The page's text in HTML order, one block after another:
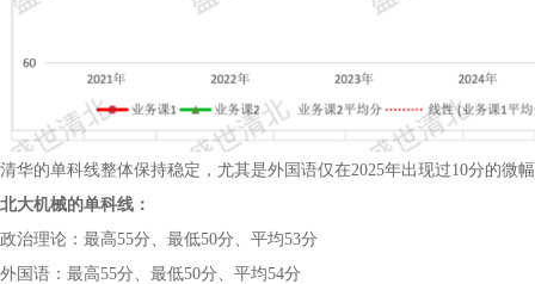
清华的单科线整体保持稳定，尤其是外国语仅在2025年出现过10分的微
北大机械的单科线：
政治理论：最高55分、最低50分、平均53分
外国语：最高55分、最低50分、平均54分